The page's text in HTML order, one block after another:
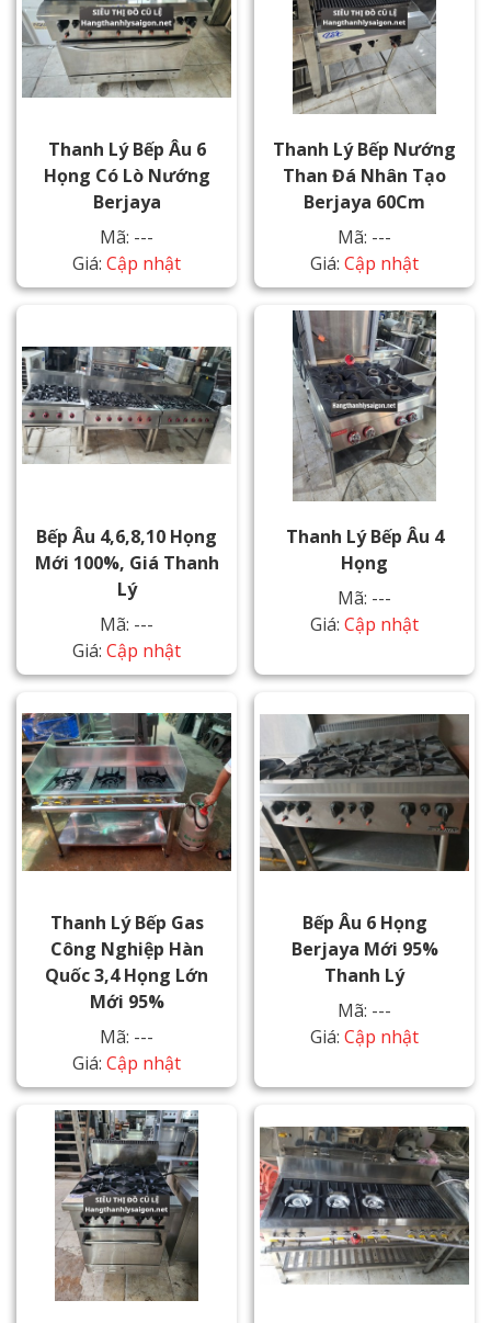
Thanh Lý Bếp Âu 6
Họng Có Lò Nướng
Berjaya
Mã: ---
Giá: Cập nhật
Thanh Lý Bếp Nướng
Than Đá Nhân Tạo
Berjaya 60Cm
Mã: ---
Giá: Cập nhật
Bếp Âu 4,6,8,10 Họng
Mới 100%, Giá Thanh
Lý
Mã: ---
Giá: Cập nhật
Thanh Lý Bếp Âu 4
Họng
Mã: ---
Giá: Cập nhật
Thanh Lý Bếp Gas
Công Nghiệp Hàn
Quốc 3,4 Họng Lớn
Mới 95%
Mã: ---
Giá: Cập nhật
Bếp Âu 6 Họng
Berjaya Mới 95%
Thanh Lý
Mã: ---
Giá: Cập nhật